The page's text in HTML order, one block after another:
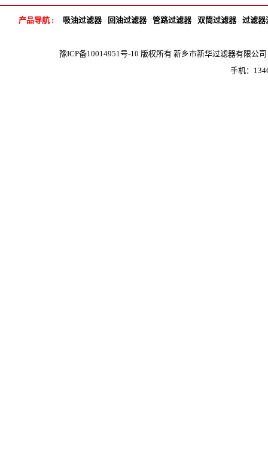
产品导航 : 吸油过滤器 回油过滤器 管路过滤器 双筒过滤器 过滤器
豫ICP备10014951号-10 版权所有 新乡市新华过滤器有限公
手机：